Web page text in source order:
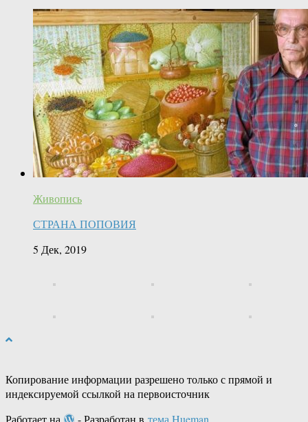
Живопись
СТРАНА ПОПОВИЯ
5 Дек, 2019
Копирование информации разрешено только с прямой и
индексируемой ссылкой на первоисточник
Работает на
- Разработан в тема Hueman